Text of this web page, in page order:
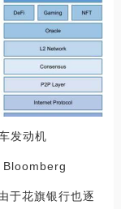
发动机
Bloomberg
于花旗银行也逐